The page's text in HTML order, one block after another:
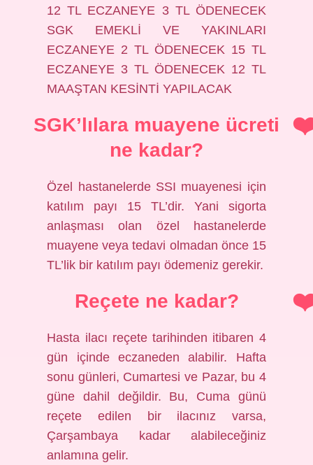
12 TL ECZANEYE 3 TL ÖDENECEK
SGK EMEKLİ VE YAKINLARI
ECZANEYE 2 TL ÖDENECEK 15 TL
ECZANEYE 3 TL ÖDENECEK 12 TL
MAAŞTAN KESİNTİ YAPILACAK
SGK’lılara muayene ücreti
ne kadar?
Özel hastanelerde SSI muayenesi için
katılım payı 15 TL’dir. Yani sigorta
anlaşması olan özel hastanelerde
muayene veya tedavi olmadan önce 15
TL’lik bir katılım payı ödemeniz gerekir.
Reçete ne kadar?
Hasta ilacı reçete tarihinden itibaren 4
gün içinde eczaneden alabilir. Hafta
sonu günleri, Cumartesi ve Pazar, bu 4
güne dahil değildir. Bu, Cuma günü
reçete edilen bir ilacınız varsa,
Çarşambaya kadar alabileceğiniz
anlamına gelir.